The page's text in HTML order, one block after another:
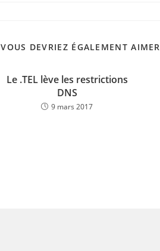
VOUS DEVRIEZ ÉGALEMENT AIMER
Le .TEL lève les restrictions
DNS
9 mars 2017